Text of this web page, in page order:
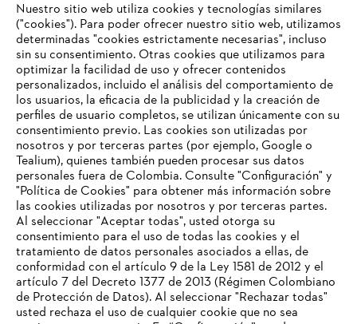
#STIHLCOLOMBIA
Nuestra empresa
Preguntas frecuentes
Contacto
TU NAVEGADOR NO ES
COMPATIBLE
Nuestro sitio web utiliza cookies y tecnologías similares
("cookies"). Para poder ofrecer nuestro sitio web, utilizamos
determinadas "cookies estrictamente necesarias", incluso
sin su consentimiento. Otras cookies que utilizamos para
optimizar la facilidad de uso y ofrecer contenidos
personalizados, incluido el análisis del comportamiento de
los usuarios, la eficacia de la publicidad y la creación de
perfiles de usuario completos, se utilizan únicamente con su
consentimiento previo. Las cookies son utilizadas por
nosotros y por terceras partes (por ejemplo, Google o
Tealium), quienes también pueden procesar sus datos
personales fuera de Colombia. Consulte "Configuración" y
"Política de Cookies" para obtener más información sobre
las cookies utilizadas por nosotros y por terceras partes.
Al seleccionar "Aceptar todas", usted otorga su
consentimiento para el uso de todas las cookies y el
tratamiento de datos personales asociados a ellas, de
conformidad con el artículo 9 de la Ley 1581 de 2012 y el
artículo 7 del Decreto 1377 de 2013 (Régimen Colombiano
de Protección de Datos). Al seleccionar "Rechazar todas"
usted rechaza el uso de cualquier cookie que no sea